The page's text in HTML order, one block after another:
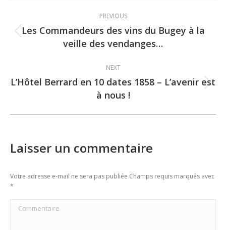
navigation
PREVIOUS
Previous
post:
Les Commandeurs des vins du Bugey à la
veille des vendanges…
NEXT
Next
post:
L’Hôtel Berrard en 10 dates 1858 – L’avenir est
à nous !
Laisser un commentaire
Votre adresse e-mail ne sera pas publiée Champs requis marqués avec
*
Commentaire